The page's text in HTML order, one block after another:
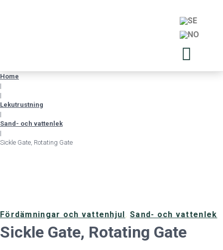
Home
|
|
Lekutrustning
|
Sand- och vattenlek
|
Sickle Gate, Rotating Gate
Fördämningar och vattenhjul,Sand- och vattenlek
Sickle Gate, Rotating Gate